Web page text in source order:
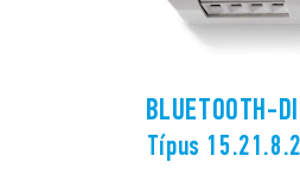
BLUETOOTH-
Típus